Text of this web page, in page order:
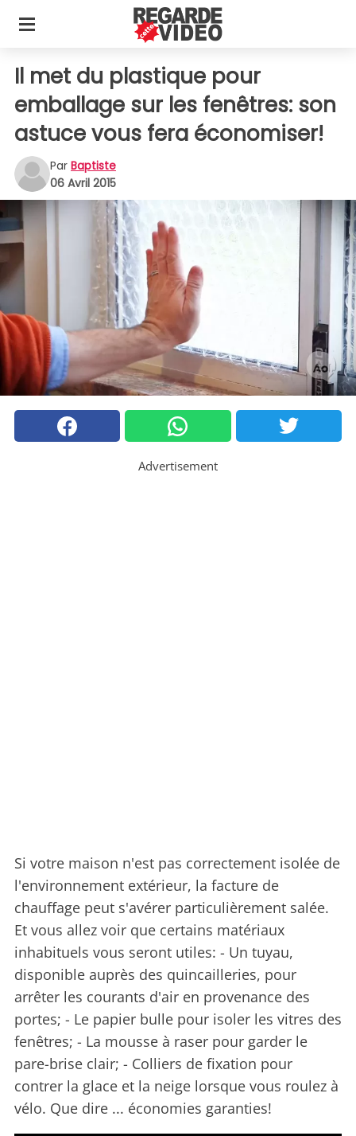
Il met du plastique pour
emballage sur les fenêtres: son
astuce vous fera économiser!
Par Baptiste
06 Avril 2015
Advertisement
Si votre maison n'est pas correctement isolée de
l'environnement extérieur, la facture de
chauffage peut s'avérer particulièrement salée.
Et vous allez voir que certains matériaux
inhabituels vous seront utiles: - Un tuyau,
disponible auprès des quincailleries, pour
arrêter les courants d'air en provenance des
portes; - Le papier bulle pour isoler les vitres des
fenêtres; - La mousse à raser pour garder le
pare-brise clair; - Colliers de fixation pour
contrer la glace et la neige lorsque vous roulez à
vélo. Que dire ... économies garanties!